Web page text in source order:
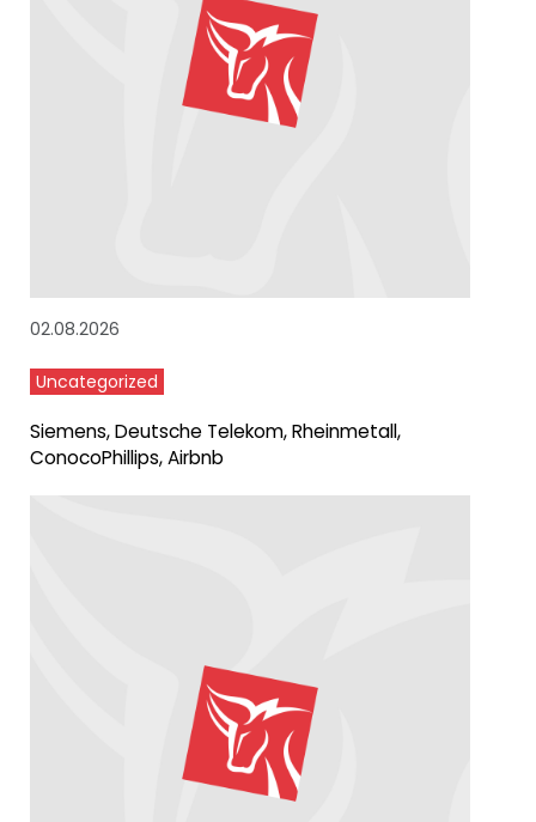
02.08.2026
Uncategorized
Siemens, Deutsche Telekom, Rheinmetall,
ConocoPhillips, Airbnb